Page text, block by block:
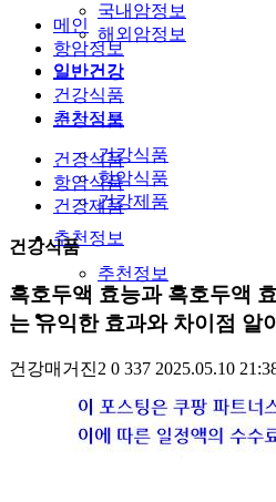
국내암정보
해외암정보
일반건강
건강식품
건강식품
항암식품
건강제품
추천정보
추천정보
메인
항암정보
일반건강
건강식품
추천정보
건강식품
항암식품
건강제품
건강식품
흑호두액 효능과 흑호두액
는 유익한 효과와 차이점 알
건강매거진2 0 337 2025.05.10